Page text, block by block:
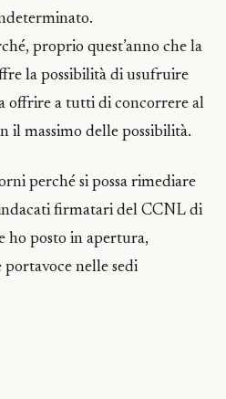
proprio quest’anno che la
la possibilità di usufruire
offrire a tutti di concorrere al
il massimo delle possibilità.
perché si possa rimediare
firmatari del CCNL di
ho posto in apertura,
portavoce nelle sedi